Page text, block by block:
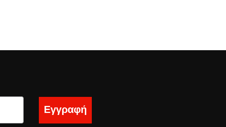
Εγγραφή